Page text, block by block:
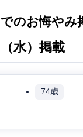
のお悔やみ
水）掲載
74歳